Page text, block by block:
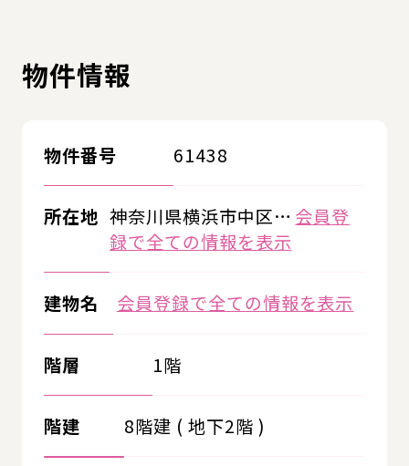
物件情報
物件番号 61438
所在地 神奈川県横浜市中区… 会員登
録で全ての情報を表示
建物名 会員登録で全ての情報を表示
階層 1階
階建 8階建 ( 地下2階 )